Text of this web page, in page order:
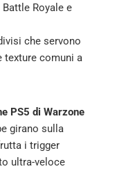
Royale e
che servono
texture comuni a
PS5 di Warzone
girano sulla
i trigger
ultra-veloce